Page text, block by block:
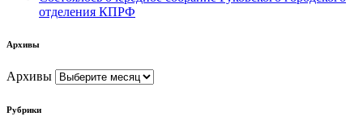
отделения КПРФ
Архивы
Архивы
Рубрики